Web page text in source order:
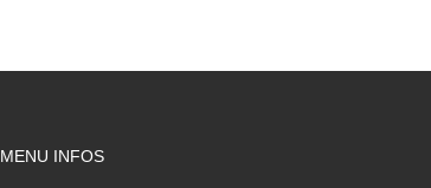
MENU INFOS